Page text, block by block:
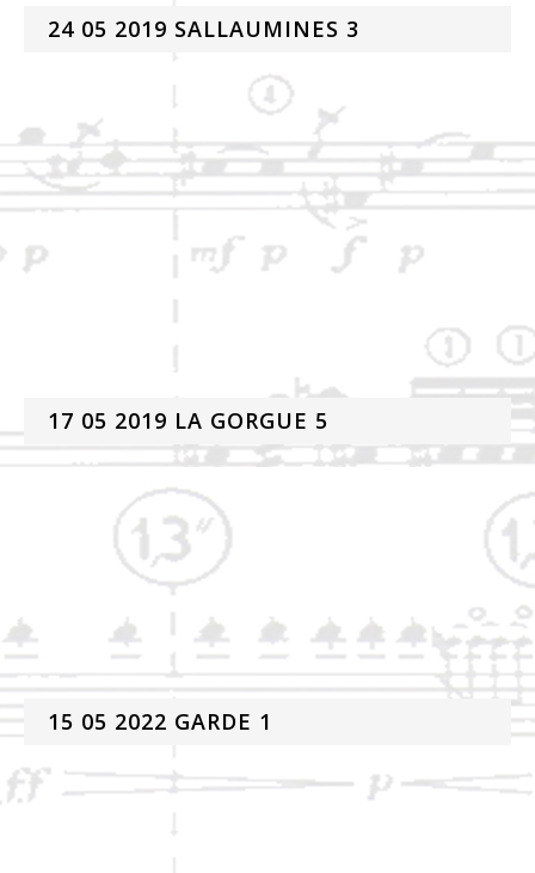
24 05 2019 SALLAUMINES 3
17 05 2019 LA GORGUE 5
15 05 2022 GARDE 1